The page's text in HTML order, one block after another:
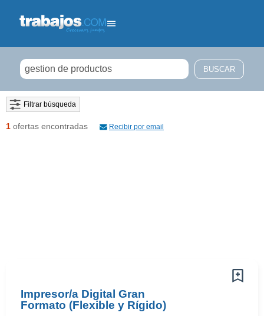
Filtrar búsqueda
1 ofertas encontradas Recibir por email
Impresor/a Digital Gran
Formato (Flexible y Rígido)